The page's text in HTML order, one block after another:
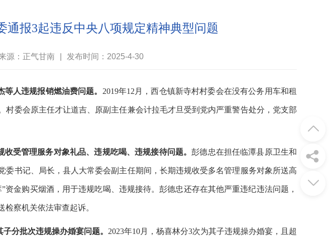
通报3起违反中央八项规定精神典型问题
源：正气甘南 发布时间：2025-4-30
人违规报销燃油费问题。 2019年12月，西仓镇新寺村村委会在没有公务用车和租
村委会原主任才让道吉、原副主任兼会计拉毛才旦受到党内严重警告处分，党支部
收受管理服务对象礼品、违规吃喝、违规接待问题。彭德忠在担任临潭县原卫生和
委书记、局长，县人大常委会副主任期间，长期违规收受多名管理服务对象所送高
资金购买烟酒，用于违规吃喝、违规接待。彭德忠还存在其他严重违纪违法问题，
察机关依法审查起诉。
分批次违规操办婚宴问题。 2023年10月，杨喜林分3次为其子违规操办婚宴，且超